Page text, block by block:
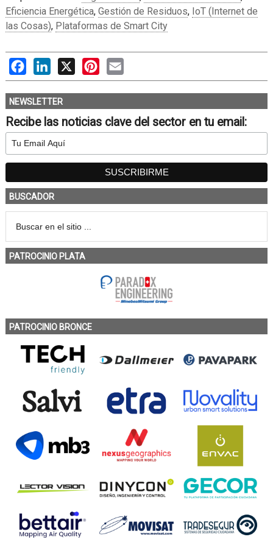
Eficiencia Energética, Gestión de Residuos, IoT (Internet de
las Cosas), Plataformas de Smart City
FacebookLinkedIn
X PinterestEmail
NEWSLETTER
Recibe las noticias clave del sector en tu email:
BUSCADOR
PATROCINIO PLATA
PATROCINIO BRONCE